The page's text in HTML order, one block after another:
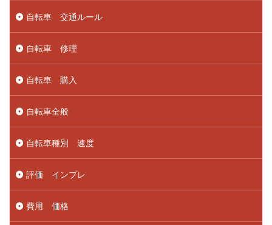
自転車 交通ルール
自転車 修理
自転車 購入
自転車全般
自転車種別 速度
評価 インプレ
費用 価格